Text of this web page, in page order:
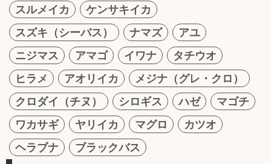
スルメイカ
ケンサキイカ
スズキ（シーバス）
ナマズ
アユ
ニジマス
アマゴ イワナ
タチウオ
ヒラメ
アオリイカ
メジナ（グレ・クロ）
クロダイ（チヌ）
シロギス ハゼ
マゴチ
ワカサギ
ヤリイカ マグロ
カツオ
ヘラブナ
ブラックバス